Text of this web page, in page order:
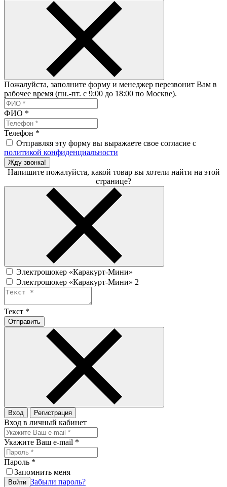
Пожалуйста, заполните форму и менеджер перезвонит Вам в
рабочее время (пн.-пт. с 9:00 до 18:00 по Москве).
ФИО *
Телефон *
Отправляя эту форму вы выражаете свое согласие с
политикой конфиденциальности
Жду звонка!
Напишите пожалуйста, какой товар вы хотели найти на этой
странице?
Электрошокер «Каракурт-Мини»
Электрошокер «Каракурт-Мини» 2
Текст *
Отправить
Вход Регистрация
Вход в личный кабинет
Укажите Ваш e-mail *
Пароль *
Запомнить меня
Войти Забыли пароль?